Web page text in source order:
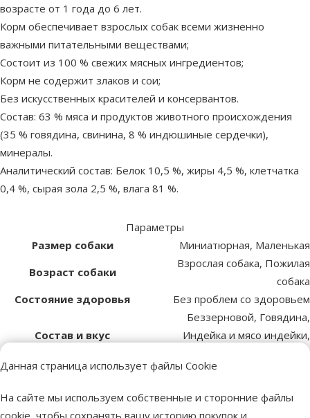
Данная страница использует файлы Cookie
На сайте мы используем собственные и сторонние файлы
cookie, чтобы сохранять вашу историю покупок и
возрасте от 1 года до 6 лет.
Корм обеспечивает взрослых собак всеми жизненно
важными питательными веществами;
Состоит из 100 % свежих мясных ингредиентов;
Корм не содержит злаков и сои;
Без искусственных красителей и консервантов.
Состав: 63 % мяса и продуктов животного происхождения
(35 % говядина, свинина, 8 % индюшиные сердечки),
минералы.
Аналитический состав: Белок 10,5 %, жиры 4,5 %, клетчатка
0,4 %, сырая зола 2,5 %, влага 81 %.
Параметры
Размер собаки
Миниатюрная, Маленькая
Возраст собаки
Взрослая собака, Пожилая
собака
Состояние здоровья
Без проблем со здоровьем
Состав и вкус
Беззерновой, Говядина,
Индейка и мясо индейки,
Свинина
Качество
Вид консерв